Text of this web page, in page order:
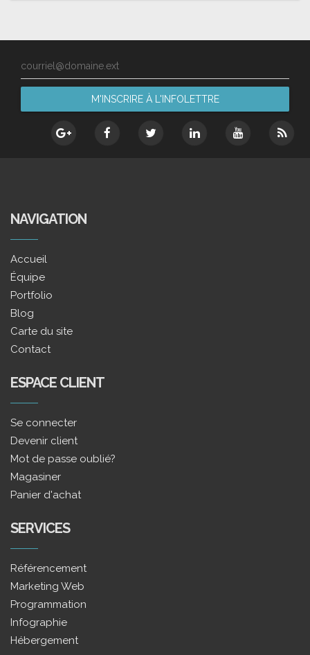
courriel@domaine.ext
NAVIGATION
Accueil
Équipe
Portfolio
Blog
Carte du site
Contact
ESPACE CLIENT
Se connecter
Devenir client
Mot de passe oublié?
Magasiner
Panier d'achat
SERVICES
Référencement
Marketing Web
Programmation
Infographie
Hébergement